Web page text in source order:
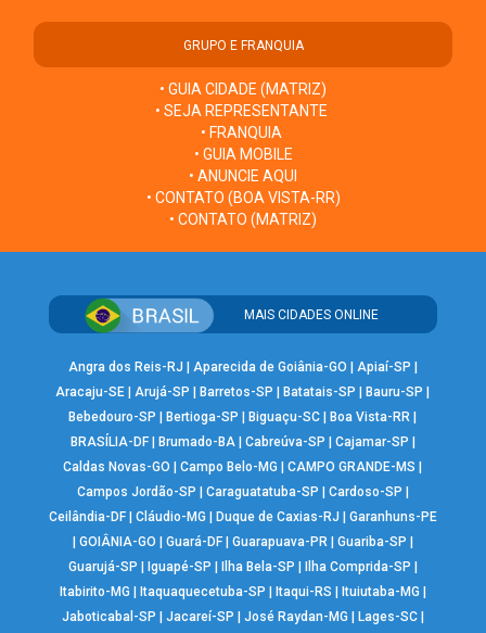
GRUPO E FRANQUIA
• GUIA CIDADE (MATRIZ)
• SEJA REPRESENTANTE
• FRANQUIA
• GUIA MOBILE
• ANUNCIE AQUI
• CONTATO (BOA VISTA-RR)
• CONTATO (MATRIZ)
MAIS CIDADES ONLINE
Angra dos Reis-RJ Aparecida de Goiânia-GO Apiaí-SP
Aracaju-SE |Arujá-SP Barretos-SP Batatais-SP Bauru-SP
Bebedouro-SP
Bertioga-SP Biguaçu-SC Boa Vista-RR
BRASÍLIA-DF| Brumado-BA| Cabreúva-SP Cajamar-SP
Caldas Novas-GO
|Campo Belo-MG |CAMPO GRANDE-MS
Campos Jordão-SP
Caraguatatuba-SP Cardoso-SP
Ceilândia-DF| Cláudio-MG Duque de Caxias-RJ
Garanhuns-PE
GOIÂNIA-GO Guará-DF| Guarapuava-PR| Guariba-SP
Guarujá-SP
Iguapé-SP Ilha Bela-SP Ilha Comprida-SP
Itabirito-MG
Itaquaquecetuba-SP Itaqui-RS Ituiutaba-MG
Jaboticabal-SP
Jacareí-SP José Raydan-MG Lages-SC|